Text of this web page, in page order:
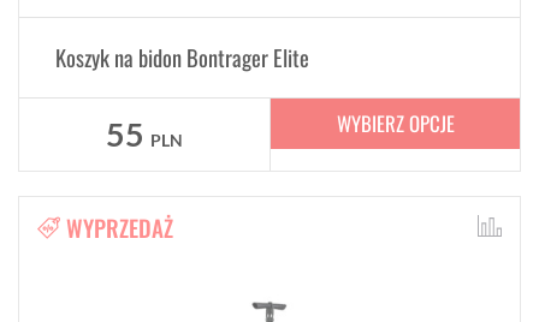
Koszyk na bidon Bontrager Elite
55 PLN
WYBIERZ OPCJE
WYPRZEDAŻ